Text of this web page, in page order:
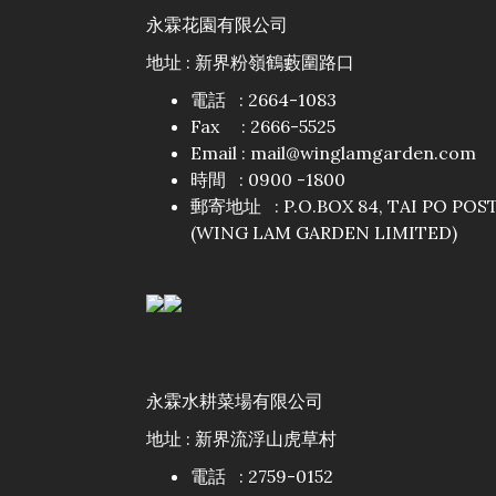
永霖花園有限公司
地址 : 新界粉嶺鶴藪圍路口
電話 : 2664-1083
Fax : 2666-5525
Email : mail@winglamgarden.com
時間 : 0900 -1800
郵寄地址 : P.O.BOX 84, TAI PO
(WING LAM GARDEN LIMITED)
永霖水耕菜場有限公司
地址 : 新界流浮山虎草村
電話 : 2759-0152